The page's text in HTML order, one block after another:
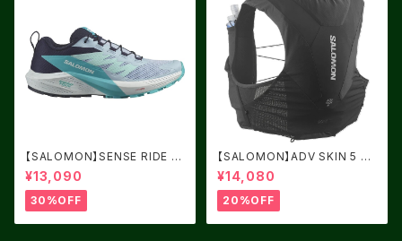
【SALOMON】SENSE RIDE 5
Women Cashmere Blue / C
arbon / Peacock Blue
¥13,090
30%OFF
【SALOMON】ADV SKIN 5 BL
ACK
¥14,080
20%OFF